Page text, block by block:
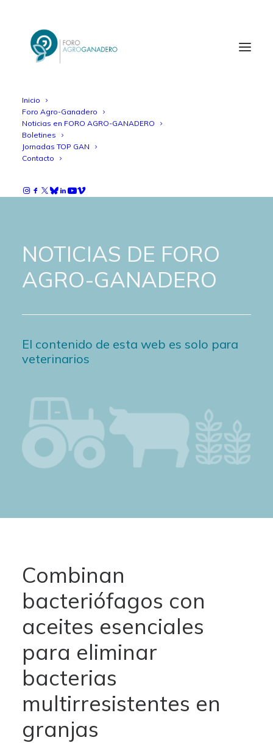
Inicio
Foro Agro-Ganadero
Noticias en FORO AGRO-GANADERO
Boletines
Jornadas TOP GAN
Contacto
NOTICIAS DE FORO
AGRO-GANADERO
El contenido de esta web es solo para
veterinarios
Combinan
bacteriófagos con
aceites esenciales
para eliminar
bacterias
multirresistentes en
granjas